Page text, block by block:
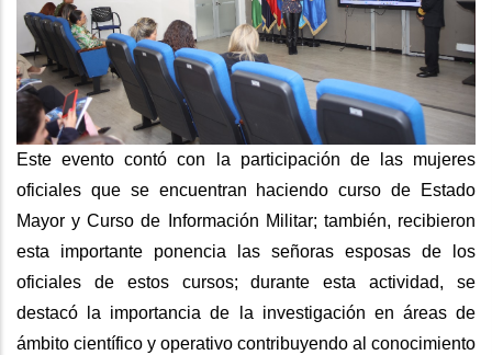
Este evento contó con la participación de las mujeres
oficiales que se encuentran haciendo curso de Estado
Mayor y Curso de Información Militar; también, recibieron
esta importante ponencia las señoras esposas de los
oficiales de estos cursos; durante esta actividad, se
destacó la importancia de la investigación en áreas de
ámbito científico y operativo contribuyendo al conocimiento